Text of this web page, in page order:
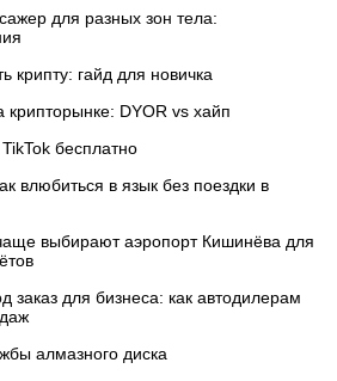
для разных зон тела:
крипту: гайд для новичка
DYOR vs хайп
бесплатно
влюбиться в язык без поездки в
выбирают аэропорт Кишинёва для
для бизнеса: как автодилерам
алмазного диска